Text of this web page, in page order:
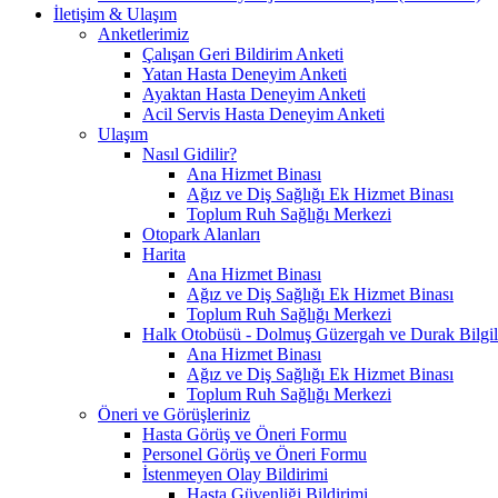
İletişim & Ulaşım
Anketlerimiz
Çalışan Geri Bildirim Anketi
Yatan Hasta Deneyim Anketi
Ayaktan Hasta Deneyim Anketi
Acil Servis Hasta Deneyim Anketi
Ulaşım
Nasıl Gidilir?
Ana Hizmet Binası
Ağız ve Diş Sağlığı Ek Hizmet Binası
Toplum Ruh Sağlığı Merkezi
Otopark Alanları
Harita
Ana Hizmet Binası
Ağız ve Diş Sağlığı Ek Hizmet Binası
Toplum Ruh Sağlığı Merkezi
Halk Otobüsü - Dolmuş Güzergah ve Durak
Ana Hizmet Binası
Ağız ve Diş Sağlığı Ek Hizmet Binası
Toplum Ruh Sağlığı Merkezi
Öneri ve Görüşleriniz
Hasta Görüş ve Öneri Formu
Personel Görüş ve Öneri Formu
İstenmeyen Olay Bildirimi
Hasta Güvenliği Bildirimi